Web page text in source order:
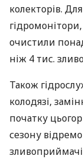
колекторів.
очистили
ніж 4 тис.
Також
колодязі,
початку
сезону